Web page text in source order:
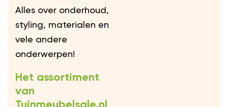
Alles over onderhoud,
styling, materialen en
vele andere
onderwerpen!
Het assortiment
van